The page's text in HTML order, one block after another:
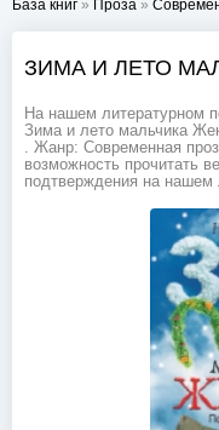
База книг » Проза »
ЗИМА И ЛЕТО
На нашем литературном
Зима и лето мальчика
. Жанр: Современная
возможность прочитать
подтверждения на нашем